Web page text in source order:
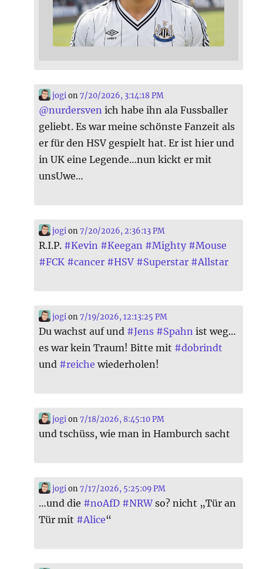
jogion7/20/2026, 3:14:18 PM
@nurdersven ich habe ihn ala Fussballer
geliebt. Es war meine schönste Fanzeit als
er für den HSV gespielt hat. Er ist hier und
in UK eine Legende…nun kickt er mit
unsUwe…
jogion7/20/2026, 2:36:13 PM
R.I.P. #Kevin #Keegan #Mighty #Mouse
#FCK #cancer #HSV #Superstar #Allstar
jogion7/19/2026, 12:13:25 PM
Du wachst auf und #Jens #Spahn ist weg…
es war kein Traum! Bitte mit #dobrindt
und #reiche wiederholen!
jogion7/18/2026, 8:45:10 PM
und tschüss, wie man in Hamburch sacht
jogion7/17/2026, 5:25:09 PM
…und die #noAfD #NRWso? nicht „Tür an
Tür mit #Alice“